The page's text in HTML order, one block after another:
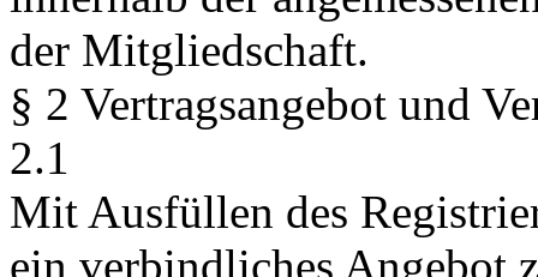
der Mitgliedschaft.
§ 2 Vertragsangebot und
2.1
Mit Ausfüllen des
ein verbindliches Angebot